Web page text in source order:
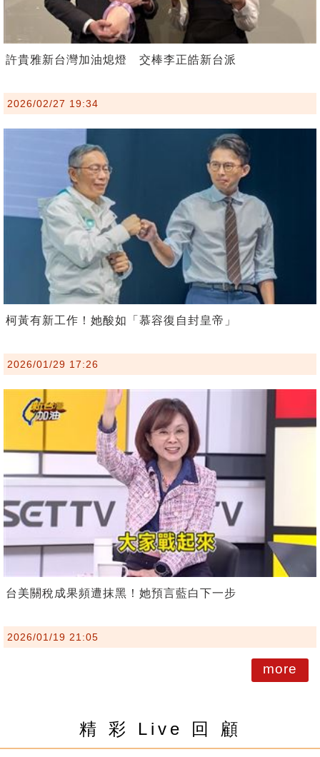
許貴雅新台灣加油熄燈 交棒李正皓新台派
2026/02/27 19:34
柯黃有新工作！她酸如「慕容復自封皇帝」
2026/01/29 17:26
台美關稅成果頻遭抹黑！她預言藍白下一步
2026/01/19 21:05
more
精 彩 Live 回 顧